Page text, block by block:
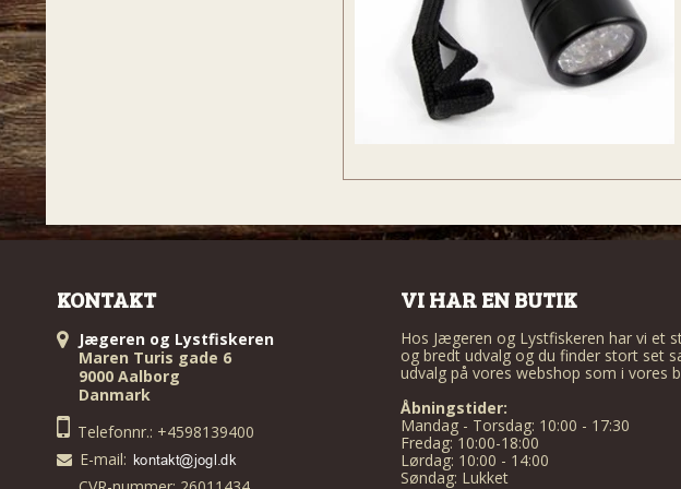
KONTAKT
Jægeren og Lystfiskeren
Maren Turis gade 6
9000 Aalborg
Danmark
Telefonnr.: +4598139400
E-mail:
VI HAR EN BUTIK
Hos Jægeren og Lystfiskeren har vi et
og bredt udvalg og du finder stort set
udvalg på vores webshop som i vores
Åbningstider:
Mandag - Torsdag: 10:00 - 17:30
Fredag: 10:00-18:00
Lørdag: 10:00 - 14:00
Søndag: Lukket